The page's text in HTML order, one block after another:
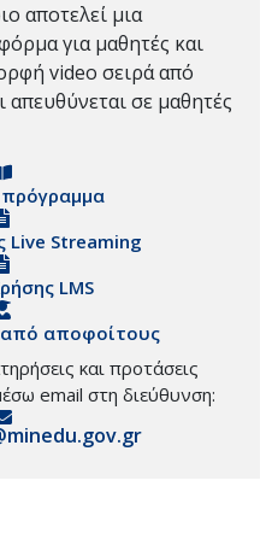
αποτελεί μια
για μαθητές και
video σειρά από
απευθύνεται σε μαθητές
Live Streaming
LMS
αποφοίτους
και προτάσεις
email στη διεύθυνση: